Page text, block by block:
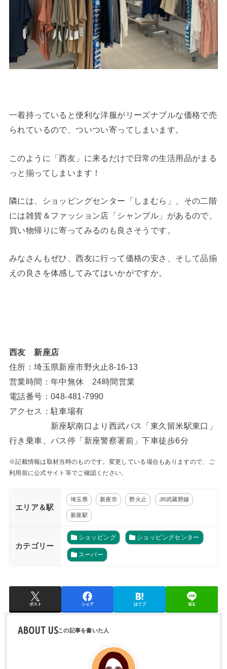
一着持っていると便利な洋服がリーズナブルな価格で売
られているので、ついつい寄ってしまいます。
このように「西友」に来るだけで日常の生活用品がまる
っと揃ってしまいます！
隣には、ショッピングセンター「しまむら」、その二階
には雑貨＆ファッション店「シャンブル」があるので、
買い物帰りに寄ってみるのも良さそうです。
みなさんもぜひ、西友に行って価格の安さ、そして品揃
えの良さを体感してみてはいかがですか。
西友 新座店
住所：埼玉県新座市野火止8-16-13
営業時間：年中無休 24時間営業
電話番号：048-481-7990
アクセス：駐車場有
新座駅南口より西武バス「東久留米駅東口」
行き乗車、バス停「新座警察署前」下車徒歩6分
※記載情報は取材当時のものです。変更している場合もありますので、ご
利用前に公式サイト等でご確認ください。
エリア＆駅
埼玉県 新座市 野火止 JR武蔵野線
新座駅
カテゴリー
ショッピング ショッピングセンター
スーパー
ポスト シェア はてブ 送る
ABOUT US